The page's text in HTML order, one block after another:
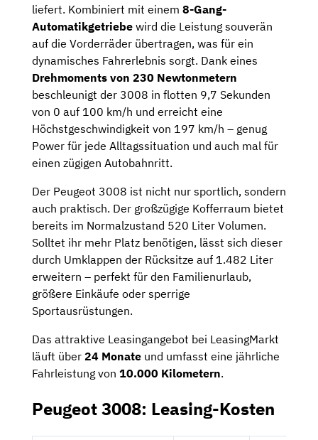
liefert. Kombiniert mit einem 8-Gang-
Automatikgetriebe wird die Leistung souverän
auf die Vorderräder übertragen, was für ein
dynamisches Fahrerlebnis sorgt. Dank eines
Drehmoments von 230 Newtonmetern
beschleunigt der 3008 in flotten 9,7 Sekunden
von 0 auf 100 km/h und erreicht eine
Höchstgeschwindigkeit von 197 km/h – genug
Power für jede Alltagssituation und auch mal für
einen zügigen Autobahnritt.
Der Peugeot 3008 ist nicht nur sportlich, sondern
auch praktisch. Der großzügige Kofferraum bietet
bereits im Normalzustand 520 Liter Volumen.
Solltet ihr mehr Platz benötigen, lässt sich dieser
durch Umklappen der Rücksitze auf 1.482 Liter
erweitern – perfekt für den Familienurlaub,
größere Einkäufe oder sperrige
Sportausrüstungen.
Das attraktive Leasingangebot bei LeasingMarkt
läuft über 24 Monate und umfasst eine jährliche
Fahrleistung von 10.000 Kilometern.
Peugeot 3008: Leasing-Kosten